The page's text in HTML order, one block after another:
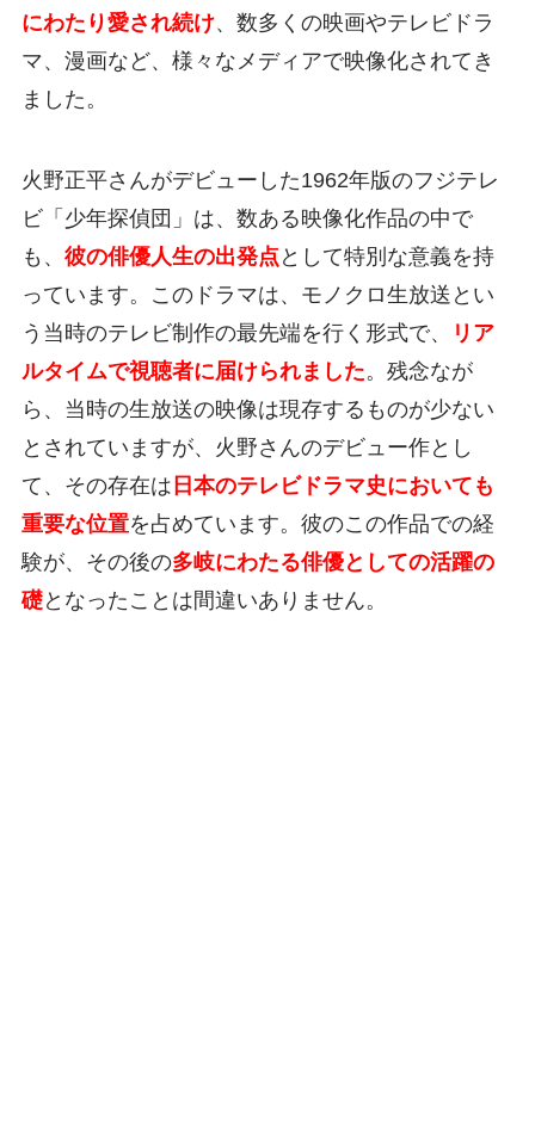
にわたり愛され続け、数多くの映画やテレビドラ
マ、漫画など、様々なメディアで映像化されてき
ました。
火野正平さんがデビューした1962年版のフジテレ
ビ「少年探偵団」は、数ある映像化作品の中で
も、 彼の俳優人生の出発点 として特別な意義を持
っています。このドラマは、モノクロ生放送とい
う当時のテレビ制作の最先端を行く形式で、
リア
ルタイムで視聴者に届けられました。残念なが
ら、当時の生放送の映像は現存するものが少ない
とされていますが、火野さんのデビュー作とし
て、その存在は 日本のテレビドラマ史においても
重要な位置を占めています。彼のこの作品での経
験が、その後の多岐にわたる俳優としての活躍の
礎となったことは間違いありません。